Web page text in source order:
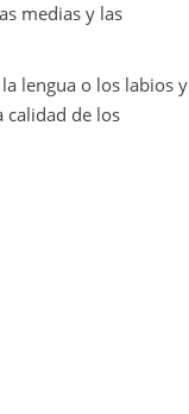
medias y las
lengua o los labios y
calidad de los